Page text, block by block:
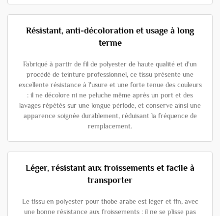
Résistant, anti-décoloration et usage à long
terme
Fabriqué à partir de fil de polyester de haute qualité et d'un
procédé de teinture professionnel, ce tissu présente une
excellente résistance à l'usure et une forte tenue des couleurs
: il ne décolore ni ne peluche même après un port et des
lavages répétés sur une longue période, et conserve ainsi une
apparence soignée durablement, réduisant la fréquence de
remplacement.
Léger, résistant aux froissements et facile à
transporter
Le tissu en polyester pour thobe arabe est léger et fin, avec
une bonne résistance aux froissements : il ne se plisse pas